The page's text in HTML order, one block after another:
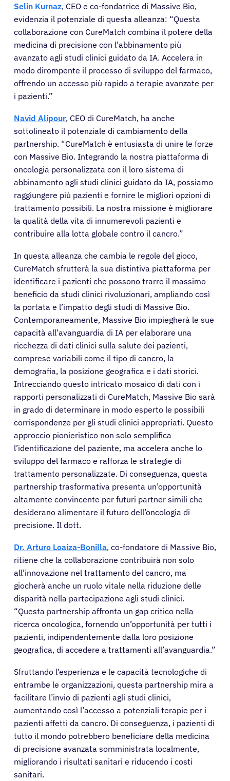
Pazienti
Medici
Selin Kurnaz, CEO e co-fondatrice di Massive Bio,
evidenzia il potenziale di questa alleanza: “Questa
collaborazione con CureMatch combina il potere della
medicina di precisione con l’abbinamento più
avanzato agli studi clinici guidato da IA. Accelera in
modo dirompente il processo di sviluppo del farmaco,
offrendo un accesso più rapido a terapie avanzate per
i pazienti.”
Navid Alipour, CEO di CureMatch, ha anche
sottolineato il potenziale di cambiamento della
partnership. “CureMatch è entusiasta di unire le forze
con Massive Bio. Integrando la nostra piattaforma di
oncologia personalizzata con il loro sistema di
abbinamento agli studi clinici guidato da IA, possiamo
raggiungere più pazienti e fornire le migliori opzioni di
trattamento possibili. La nostra missione è migliorare
la qualità della vita di innumerevoli pazienti e
contribuire alla lotta globale contro il cancro.”
In questa alleanza che cambia le regole del gioco,
CureMatch sfrutterà la sua distintiva piattaforma per
identificare i pazienti che possono trarre il massimo
beneficio da studi clinici rivoluzionari, ampliando così
la portata e l’impatto degli studi di Massive Bio.
Contemporaneamente, Massive Bio impiegherà le sue
capacità all’avanguardia di IA per elaborare una
ricchezza di dati clinici sulla salute dei pazienti,
comprese variabili come il tipo di cancro, la
demografia, la posizione geografica e i dati storici.
Intrecciando questo intricato mosaico di dati con i
rapporti personalizzati di CureMatch, Massive Bio sarà
in grado di determinare in modo esperto le possibili
corrispondenze per gli studi clinici appropriati. Questo
approccio pionieristico non solo semplifica
l’identificazione del paziente, ma accelera anche lo
sviluppo del farmaco e rafforza le strategie di
trattamento personalizzate. Di conseguenza, questa
partnership trasformativa presenta un’opportunità
altamente convincente per futuri partner simili che
desiderano alimentare il futuro dell’oncologia di
precisione. Il dott.
Dr. Arturo Loaiza-Bonilla, co-fondatore di Massive Bio,
ritiene che la collaborazione contribuirà non solo
all’innovazione nel trattamento del cancro, ma
giocherà anche un ruolo vitale nella riduzione delle
disparità nella partecipazione agli studi clinici.
“Questa partnership affronta un gap critico nella
ricerca oncologica, fornendo un’opportunità per tutti i
pazienti, indipendentemente dalla loro posizione
geografica, di accedere a trattamenti all’avanguardia.”
Sfruttando l’esperienza e le capacità tecnologiche di
entrambe le organizzazioni, questa partnership mira a
facilitare l’invio di pazienti agli studi clinici,
aumentando così l’accesso a potenziali terapie per i
pazienti affetti da cancro. Di conseguenza, i pazienti di
tutto il mondo potrebbero beneficiare della medicina
di precisione avanzata somministrata localmente,
migliorando i risultati sanitari e riducendo i costi
sanitari.